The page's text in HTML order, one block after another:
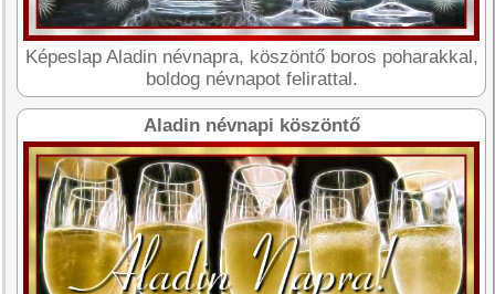
Képeslap Aladin névnapra, köszöntő boros poharakkal,
boldog névnapot felirattal.
Aladin névnapi köszöntő